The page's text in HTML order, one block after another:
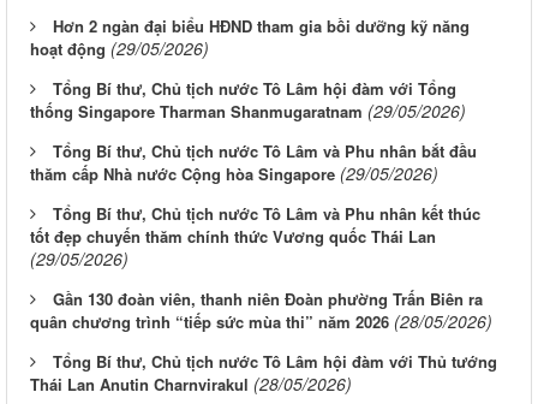
Hơn 2 ngàn đại biểu HĐND tham gia bồi dưỡng kỹ năng
hoạt động (29/05/2026)
Tổng Bí thư, Chủ tịch nước Tô Lâm hội đàm với Tổng
thống Singapore Tharman Shanmugaratnam (29/05/2026)
Tổng Bí thư, Chủ tịch nước Tô Lâm và Phu nhân bắt đầu
thăm cấp Nhà nước Cộng hòa Singapore (29/05/2026)
Tổng Bí thư, Chủ tịch nước Tô Lâm và Phu nhân kết thúc
tốt đẹp chuyến thăm chính thức Vương quốc Thái Lan
(29/05/2026)
Gần 130 đoàn viên, thanh niên Đoàn phường Trấn Biên ra
quân chương trình “tiếp sức mùa thi” năm 2026 (28/05/2026)
Tổng Bí thư, Chủ tịch nước Tô Lâm hội đàm với Thủ tướng
Thái Lan Anutin Charnvirakul (28/05/2026)